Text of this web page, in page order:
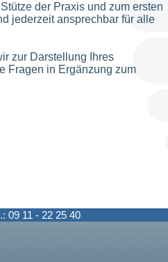
der Praxis und zum ersten
jederzeit ansprechbar für alle
zur Darstellung Ihres
Fragen in Ergänzung zum
09 11 - 22 25 40